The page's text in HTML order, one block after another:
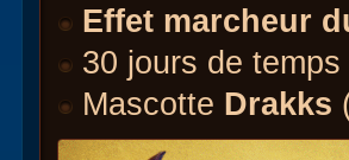
Effet marcheur
30 jours de temps
Mascotte Drakks